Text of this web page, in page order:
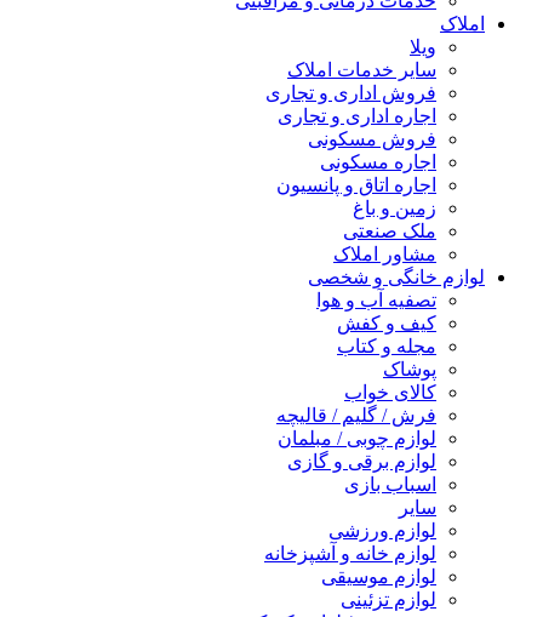
املاک
ویلا
سایر خدمات املاک
فروش اداری و تجاری
اجاره اداری و تجاری
فروش مسکونی
اجاره مسکونی
اجاره اتاق و پانسیون
زمین و باغ
ملک صنعتی
مشاور املاک
لوازم خانگی و شخصی
تصفیه آب و هوا
کیف و کفش
مجله و کتاب
پوشاک
کالای خواب
فرش / گلیم / قالیچه
لوازم چوبی / مبلمان
لوازم برقی و گازی
اسباب بازی
سایر
لوازم ورزشی
لوازم خانه و آشپزخانه
لوازم موسیقی
لوازم تزئینی